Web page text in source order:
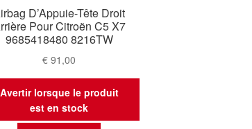
D’Appuie-Tête Droit
Pour Citroën C5 X7
9685418480 8216TW
€ 91,00
Avertir lorsque le produit
est en stock